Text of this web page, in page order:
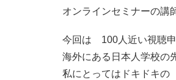
オンラインセミナーの講
今回は 100人近い視聴申
海外にある日本人学校の
私にとってはドキドキの